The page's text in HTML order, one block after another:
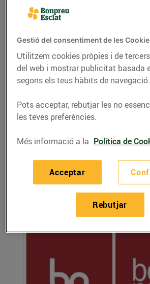
63.836€ a la Fundació Pere
06/d’agost/2020
La recaptació s’ha portat a
l’Arrodoniment solidari als
Gestió del consentiment de les
Utilitzem cookies pròpies i de
del web i mostrar publicitat basada
segons els teus hàbits de navegació.
Pots acceptar, rebutjar les no
les teves preferències.
Més informació a la Política de
Rebutjar
Acceptar